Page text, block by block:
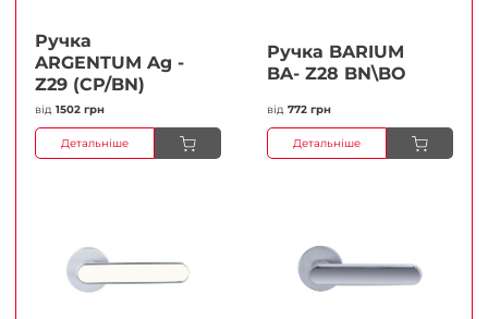
Ручка
ARGENTUM Ag -
Z29 (CP/BN)
від 1502 грн
Детальніше
Ручка BARIUM
BA- Z28 BN\BO
від 772 грн
Детальніше